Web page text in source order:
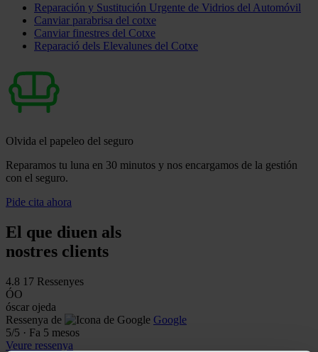
Reparación y Sustitución Urgente de Vidrios del Automóvil
Canviar parabrisa del cotxe
Canviar finestres del Cotxe
Reparació dels Elevalunes del Cotxe
Olvida el papeleo del seguro
Reparamos tu luna en 30 minutos y nos encargamos de la gestión
con el seguro.
Pide cita ahora
El que diuen als
nostres clients
4.8 17 Ressenyes
ÓO
óscar ojeda
Ressenya de
Google
5/5 · Fa 5 mesos
Veure ressenya